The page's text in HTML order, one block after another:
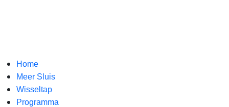
Home
Meer Sluis
Wisseltap
Programma